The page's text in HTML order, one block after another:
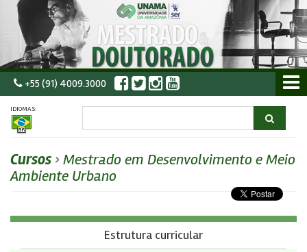
+55 (91) 4009.3000
IDIOMAS:
Cursos› Mestrado em Desenvolvimento e Meio
Ambiente Urbano
Estrutura curricular